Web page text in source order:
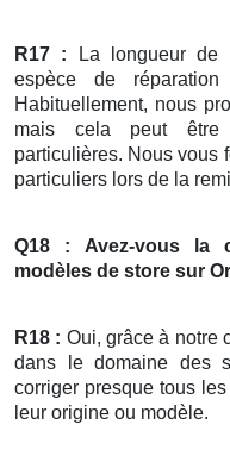
R17 : La longueur de
espèce de
Habituellement, nous
mais cela peut être
particulières. Nous vous
particuliers lors de la
Q18 : Avez-vous la
modèles de store sur
R18 : Oui, grâce à notre
dans le domaine des
corriger presque tous
leur origine ou modèle.